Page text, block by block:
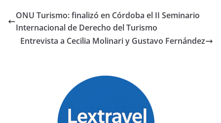
ONU Turismo: finalizó en Córdoba el II Seminario
Internacional de Derecho del Turismo
Entrevista a Cecilia Molinari y Gustavo Fernández